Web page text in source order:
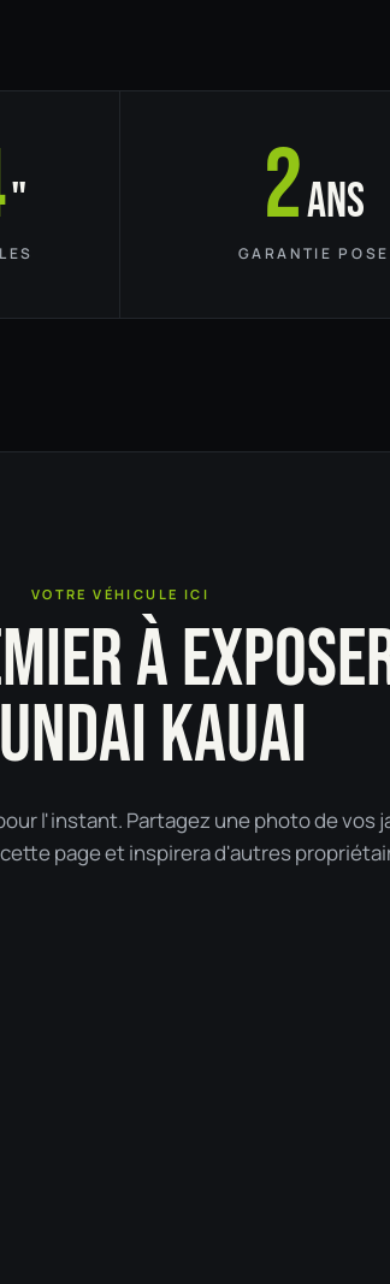
" 2ans
GARANTIE POSE
VOTRE VÉHICULE ICI
À
KAUAI
l'instant. Partagez une photo de vos
page et inspirera d'autres